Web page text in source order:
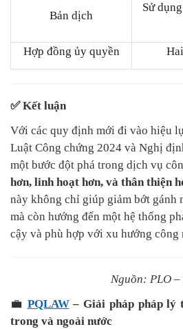
Bản dịch
Sử
Hợp đồng ủy quyền
✅ Kết luận
Với các quy định mới đi vào hiệu
Luật Công chứng 2024 và Nghị
một bước đột phá trong dịch vụ
hơn, linh hoạt hơn, và thân thiện
này không chỉ giúp giảm bớt gánh
mà còn hướng đến một hệ thống
cậy và phù hợp với xu hướng công
Nguồn: PLO –
💼 PQLAW– Giải pháp pháp lý
trong và ngoài nước